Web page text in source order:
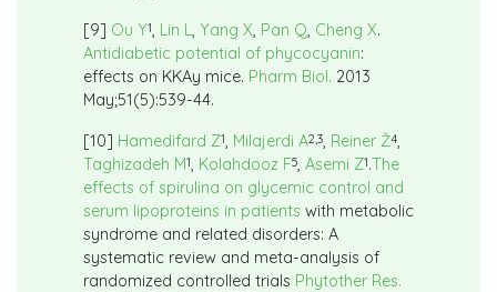
[9] Ou Y1, Lin L, Yang X, Pan Q, Cheng X.
Antidiabetic potential of phycocyanin:
effects on KKAy mice. Pharm Biol. 2013
May;51(5):539-44.
[10] Hamedifard Z1, Milajerdi A2,3, Reiner Ž4,
Taghizadeh M1, Kolahdooz F5, Asemi Z1.The
effects of spirulina on glycemic control and
serum lipoproteins in patients with metabolic
syndrome and related disorders: A
systematic review and meta-analysis of
randomized controlled trials Phytother Res.